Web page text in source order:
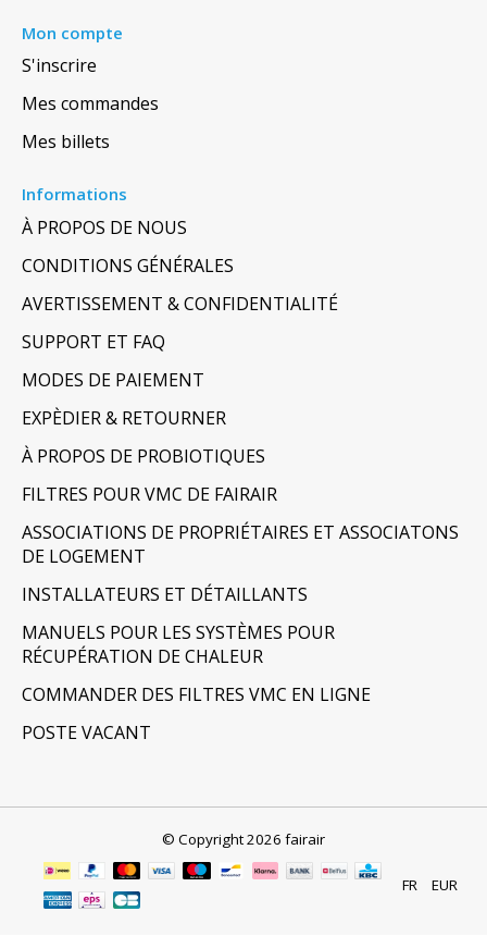
Mon compte
S'inscrire
Mes commandes
Mes billets
Informations
À PROPOS DE NOUS
CONDITIONS GÉNÉRALES
AVERTISSEMENT & CONFIDENTIALITÉ
SUPPORT ET FAQ
MODES DE PAIEMENT
EXPÈDIER & RETOURNER
À PROPOS DE PROBIOTIQUES
FILTRES POUR VMC DE FAIRAIR
ASSOCIATIONS DE PROPRIÉTAIRES ET ASSOCIATONS
DE LOGEMENT
INSTALLATEURS ET DÉTAILLANTS
MANUELS POUR LES SYSTÈMES POUR
RÉCUPÉRATION DE CHALEUR
COMMANDER DES FILTRES VMC EN LIGNE
POSTE VACANT
© Copyright 2026 fairair
FR EUR